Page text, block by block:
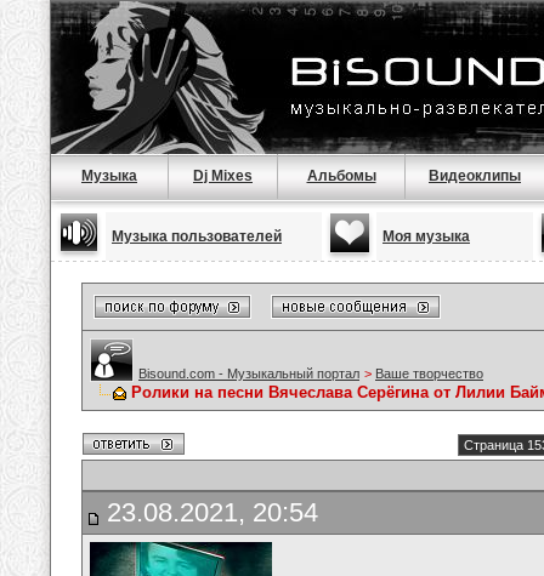
Музыка Dj Mixes Альбомы Видеоклипы
Музыка пользователей Моя музыка
Bisound.com - Музыкальный портал > Ваше творчество
Ролики на песни Вячеслава Серёгина от Лилии
Страница
23.08.2021, 20:54